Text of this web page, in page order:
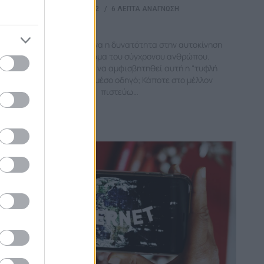
30/12/2022 6 ΛΕΠΤΆ ΑΝΆΓΝΩΣΗ
Για περίπου ένα αιώνα η δυνατότητα στην αυτοκίνηση
θεωρείται δικαίωμα του σύγχρονου ανθρώπου.
Μήπως ήρθε η ώρα να αμφισβητηθεί αυτή η “τυφλή
εμπιστοσύνη” στο μέσο οδηγό; Κάποτε στο μέλλον
πιστεύω…